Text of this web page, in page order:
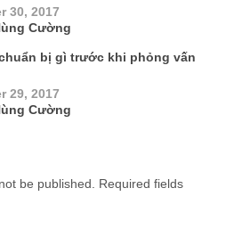
30, 2017
Cường
bị gì trước khi phỏng vấn
29, 2017
Cường
be published.
Required fields